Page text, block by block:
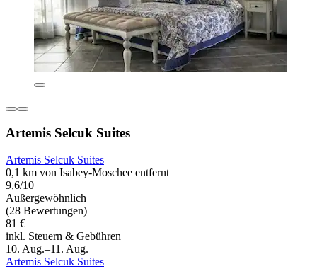
Artemis Selcuk Suites
Artemis Selcuk Suites
0,1 km von Isabey-Moschee entfernt
9,6/10
Außergewöhnlich
(28 Bewertungen)
81 €
inkl. Steuern & Gebühren
10. Aug.–11. Aug.
Artemis Selcuk Suites